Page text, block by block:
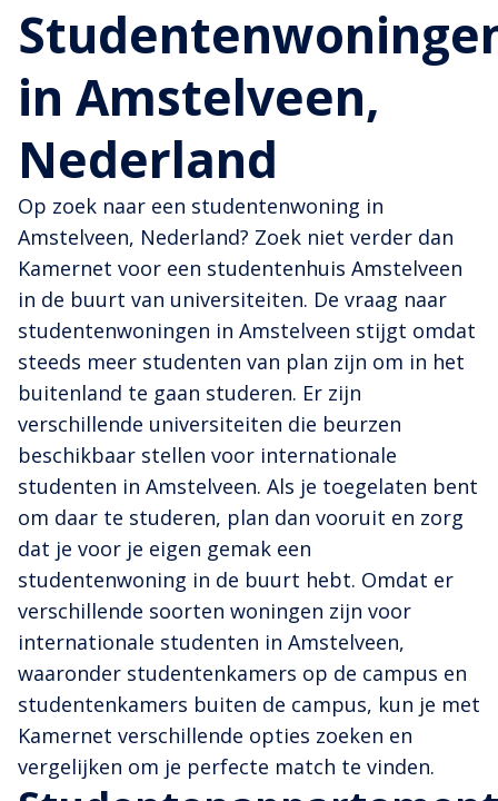
in Amstelveen,
Nederland
Op zoek naar een studentenwoning in
Amstelveen, Nederland? Zoek niet verder dan
Kamernet voor een studentenhuis Amstelveen
in de buurt van universiteiten. De vraag naar
studentenwoningen in Amstelveen stijgt omdat
steeds meer studenten van plan zijn om in het
buitenland te gaan studeren. Er zijn
verschillende universiteiten die beurzen
beschikbaar stellen voor internationale
studenten in Amstelveen. Als je toegelaten bent
om daar te studeren, plan dan vooruit en zorg
dat je voor je eigen gemak een
studentenwoning in de buurt hebt. Omdat er
verschillende soorten woningen zijn voor
internationale studenten in Amstelveen,
waaronder studentenkamers op de campus en
studentenkamers buiten de campus, kun je met
Kamernet verschillende opties zoeken en
vergelijken om je perfecte match te vinden.